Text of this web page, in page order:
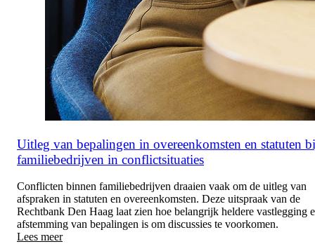
Uitleg van bepalingen in overeenkomsten en statuten
familiebedrijven in conflictsituaties
Conflicten binnen familiebedrijven draaien vaak om de uitleg van
afspraken in statuten en overeenkomsten. Deze uitspraak van de
Rechtbank Den Haag laat zien hoe belangrijk heldere vastlegging
afstemming van bepalingen is om discussies te voorkomen.
Lees meer